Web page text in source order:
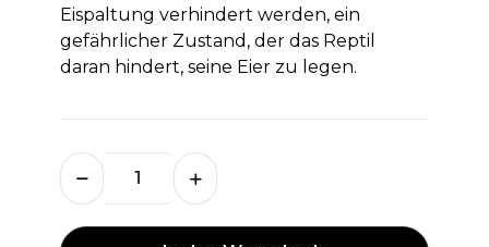
Eispaltung verhindert werden, ein
gefährlicher Zustand, der das Reptil
daran hindert, seine Eier zu legen.